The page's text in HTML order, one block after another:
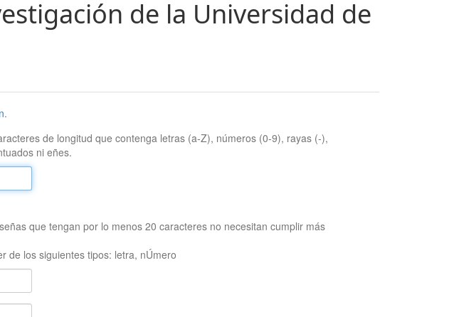
de la Universidad de
.
de longitud que contenga letras (a-Z), números (0-9), rayas (-),
ni eñes.
que tengan por lo menos 20 caracteres no necesitan cumplir más
de los siguientes tipos: letra, nÚmero